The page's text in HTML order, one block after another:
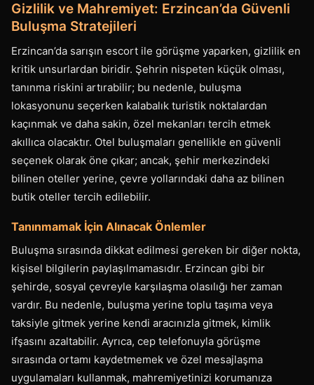
Gizlilik ve Mahremiyet: Erzincan’da Güvenli
Buluşma Stratejileri
Erzincan’da sarışın escort ile görüşme yaparken, gizlilik en
kritik unsurlardan biridir. Şehrin nispeten küçük olması,
tanınma riskini artırabilir; bu nedenle, buluşma
lokasyonunu seçerken kalabalık turistik noktalardan
kaçınmak ve daha sakin, özel mekanları tercih etmek
akıllıca olacaktır. Otel buluşmaları genellikle en güvenli
seçenek olarak öne çıkar; ancak, şehir merkezindeki
bilinen oteller yerine, çevre yollarındaki daha az bilinen
butik oteller tercih edilebilir.
Tanınmamak İçin Alınacak Önlemler
Buluşma sırasında dikkat edilmesi gereken bir diğer nokta,
kişisel bilgilerin paylaşılmamasıdır. Erzincan gibi bir
şehirde, sosyal çevreyle karşılaşma olasılığı her zaman
vardır. Bu nedenle, buluşma yerine toplu taşıma veya
taksiyle gitmek yerine kendi aracınızla gitmek, kimlik
ifşasını azaltabilir. Ayrıca, cep telefonuyla görüşme
sırasında ortamı kaydetmemek ve özel mesajlaşma
uygulamaları kullanmak, mahremiyetinizi korumanıza